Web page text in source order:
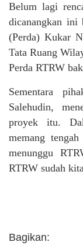
Belum lagi
dicanangkan ini
(Perda) Kukar
Tata Ruang
Perda RTRW
Sementara
Salehudin,
proyek itu.
memang
menunggu
RTRW sudah
Bagikan: